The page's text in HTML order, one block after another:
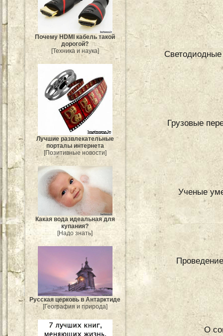
Почему HDMI кабель такой
дорогой?
[Техника и наука]
Лучшие развлекательные
порталы интернета
[Позитивные новости]
Какая вода идеальная для
купания?
[Надо знать]
Русская церковь в Антарктиде
[География и природа]
Светодиодные
Грузовые
Ученые
О